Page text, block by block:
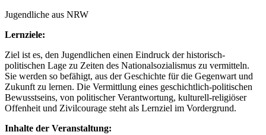
Jugendliche aus NRW
Lernziele:
Ziel ist es, den Jugendlichen einen Eindruck der historisch-
politischen Lage zu Zeiten des Nationalsozialismus zu vermitteln.
Sie werden so befähigt, aus der Geschichte für die Gegenwart und
Zukunft zu lernen. Die Vermittlung eines geschichtlich-politischen
Bewusstseins, von politischer Verantwortung, kulturell-religiöser
Offenheit und Zivilcourage steht als Lernziel im Vordergrund.
Inhalte der Veranstaltung: